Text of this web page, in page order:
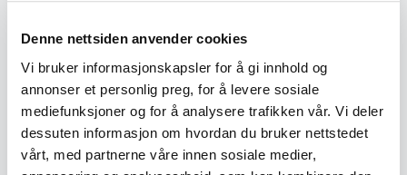
Denne nettsiden anvender cookies
Vi bruker informasjonskapsler for å gi innhold og
annonser et personlig preg, for å levere sosiale
mediefunksjoner og for å analysere trafikken vår. Vi deler
dessuten informasjon om hvordan du bruker nettstedet
vårt, med partnerne våre innen sosiale medier,
#272 #274
Description